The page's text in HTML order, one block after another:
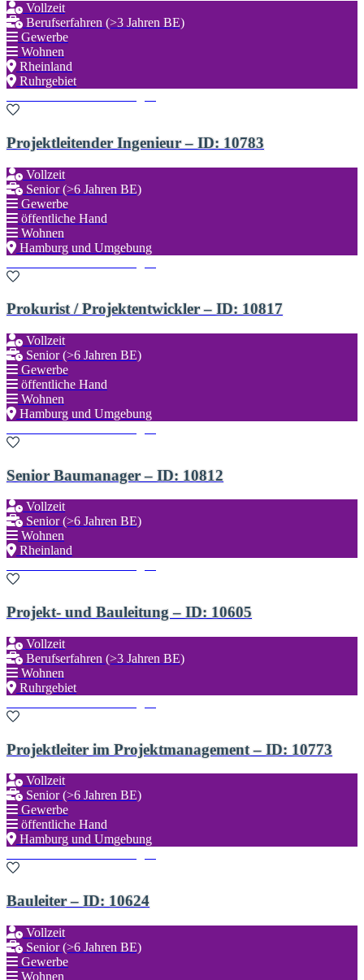
Vollzeit
Berufserfahren (>3 Jahren BE)
Gewerbe
Wohnen
Rheinland
Ruhrgebiet
Projektleitender Ingenieur – ID: 10783
Vollzeit
Senior (>6 Jahren BE)
Gewerbe
öffentliche Hand
Wohnen
Hamburg und Umgebung
Prokurist / Projektentwickler – ID: 10817
Vollzeit
Senior (>6 Jahren BE)
Gewerbe
öffentliche Hand
Wohnen
Hamburg und Umgebung
Senior Baumanager – ID: 10812
Vollzeit
Senior (>6 Jahren BE)
Wohnen
Rheinland
Projekt- und Bauleitung – ID: 10605
Vollzeit
Berufserfahren (>3 Jahren BE)
Wohnen
Ruhrgebiet
Projektleiter im Projektmanagement – ID: 10773
Vollzeit
Senior (>6 Jahren BE)
Gewerbe
öffentliche Hand
Hamburg und Umgebung
Bauleiter – ID: 10624
Vollzeit
Senior (>6 Jahren BE)
Gewerbe
Wohnen